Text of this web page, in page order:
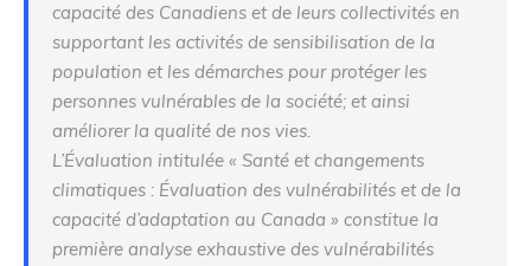
capacité des Canadiens et de leurs collectivités en
supportant les activités de sensibilisation de la
population et les démarches pour protéger les
personnes vulnérables de la société; et ainsi
améliorer la qualité de nos vies.
L’Évaluation intitulée « Santé et changements
climatiques : Évaluation des vulnérabilités et de la
capacité d’adaptation au Canada » constitue la
première analyse exhaustive des vulnérabilités